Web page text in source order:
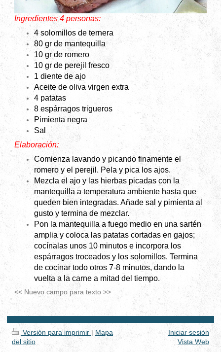
Ingredientes 4 personas:
4 solomillos de ternera
80 gr de mantequilla
10 gr de romero
10 gr de perejil fresco
1 diente de ajo
Aceite de oliva virgen extra
4 patatas
8 espárragos trigueros
Pimienta negra
Sal
Elaboración:
Comienza lavando y picando finamente el
romero y el perejil. Pela y pica los ajos.
Mezcla el ajo y las hierbas picadas con la
mantequilla a temperatura ambiente hasta que
queden bien integradas. Añade sal y pimienta al
gusto y termina de mezclar.
Pon la mantequilla a fuego medio en una sartén
amplia y coloca las patatas cortadas en gajos;
cocínalas unos 10 minutos e incorpora los
espárragos troceados y los solomillos. Termina
de cocinar todo otros 7-8 minutos, dando la
vuelta a la carne a mitad del tiempo.
<< Nuevo campo para texto >>
Versión para imprimir | Mapa
del sitio
Iniciar sesión
Vista Web